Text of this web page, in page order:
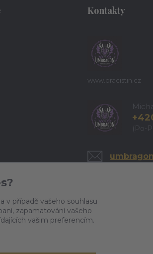
Kontakty
www.dracistin.cz
(Po-
v případě vašeho souhlasu
zapamatování vašeho
vašim preferencím.